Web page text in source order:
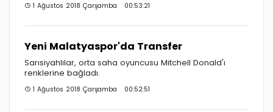
1 Ağustos 2018 Çarşamba 00:53:21
Yeni Malatyaspor'da Transfer
Sarısiyahlılar, orta saha oyuncusu Mitchell Donald'ı
renklerine bağladı.
1 Ağustos 2018 Çarşamba 00:52:51